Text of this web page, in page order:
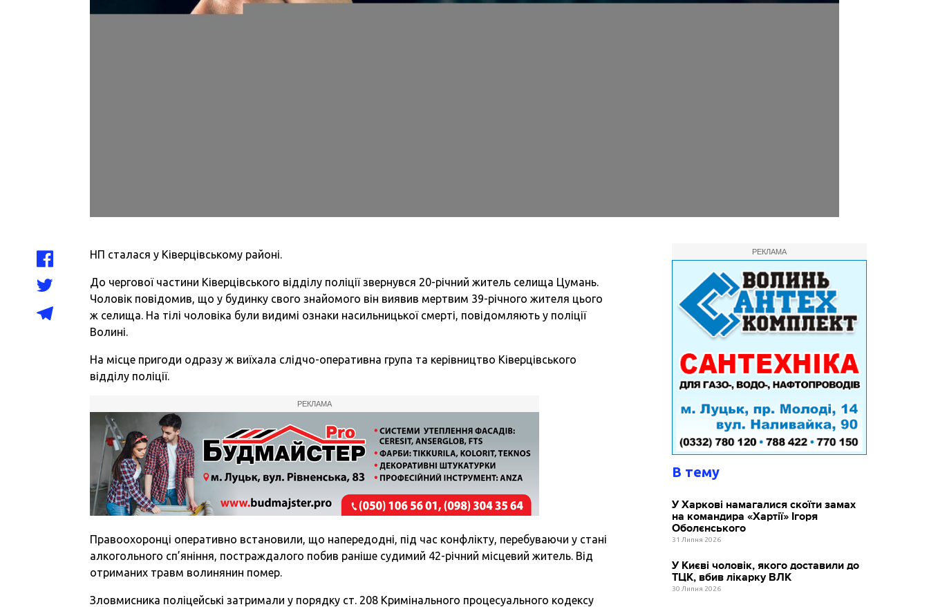
НП сталася у Ківерцівському районі.
До чергової частини Ківерцівського відділу поліції звернувся 20-річний житель селища Цумань.
Чоловік повідомив, що у будинку свого знайомого він виявив мертвим 39-річного жителя цього
ж селища. На тілі чоловіка були видимі ознаки насильницької смерті, повідомляють у поліції
Волині.
На місце пригоди одразу ж виїхала слідчо-оперативна група та керівництво Ківерцівського
відділу поліції.
РЕКЛАМА
Правоохоронці оперативно встановили, що напередодні, під час конфлікту, перебуваючи у стані
алкогольного сп’яніння, постраждалого побив раніше судимий 42-річний місцевий житель. Від
отриманих травм волинянин помер.
Зловмисника поліцейські затримали у порядку ст. 208 Кримінального процесуального кодексу
РЕКЛАМА
В тему
У Харкові намагалися скоїти замах
на командира «Хартії» Ігоря
Оболєнського
31 Липня 2026
У Києві чоловік, якого доставили до
ТЦК, вбив лікарку ВЛК
30 Липня 2026